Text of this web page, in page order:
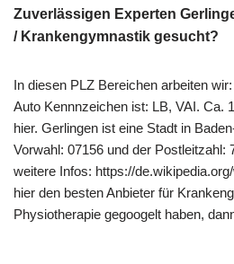
Zuverlässigen Experten
/ Krankengymnastik gesucht?
In diesen PLZ Bereichen arbeiten
Auto Kennnzeichen ist: LB, VAI. Ca.
hier. Gerlingen ist eine Stadt in
Vorwahl: 07156 und der Postleitzahl:
weitere Infos: https://
hier den besten Anbieter für
Physiotherapie gegoogelt haben,